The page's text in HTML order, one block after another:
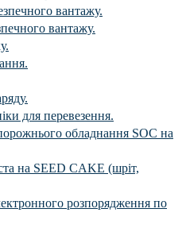
вантажу.
вантажу.
для перевезення.
обладнання SOC на
на SEED CAKE (шріт,
розпорядження по